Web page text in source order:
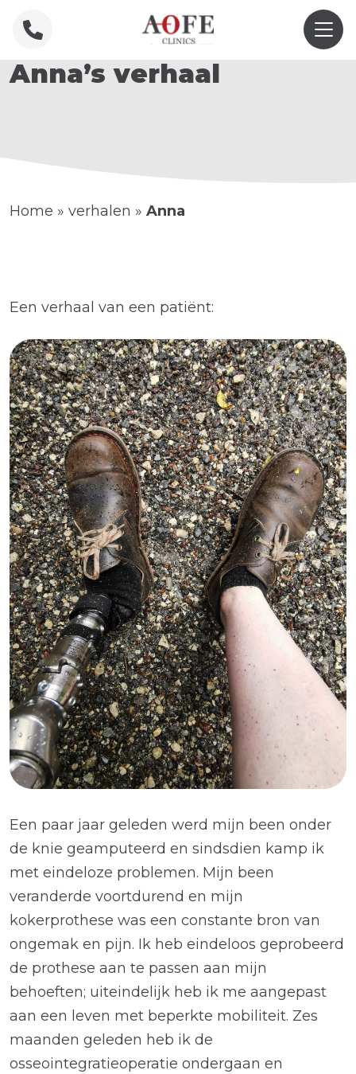
Anna’s verhaal
Home » verhalen » Anna
Een verhaal van een patiënt:
Een paar jaar geleden werd mijn been onder
de knie geamputeerd en sindsdien kamp ik
met eindeloze problemen. Mijn been
veranderde voortdurend en mijn
kokerprothese was een constante bron van
ongemak en pijn. Ik heb eindeloos geprobeerd
de prothese aan te passen aan mijn
behoeften; uiteindelijk heb ik me aangepast
aan een leven met beperkte mobiliteit. Zes
maanden geleden heb ik de
osseointegratieoperatie ondergaan en